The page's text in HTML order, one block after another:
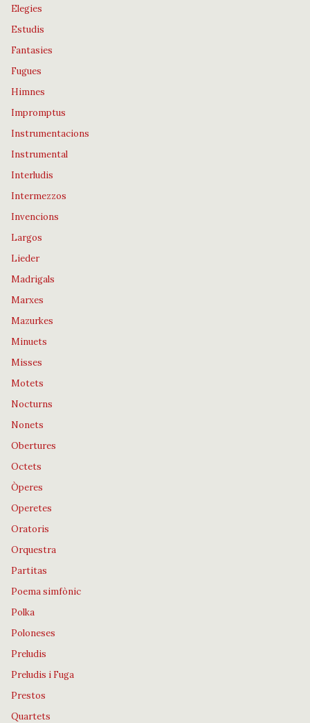
Elegies
Estudis
Fantasies
Fugues
Himnes
Impromptus
Instrumentacions
Instrumental
Interludis
Intermezzos
Invencions
Largos
Lieder
Madrigals
Marxes
Mazurkes
Minuets
Misses
Motets
Nocturns
Nonets
Obertures
Octets
Òperes
Operetes
Oratoris
Orquestra
Partitas
Poema simfònic
Polka
Poloneses
Preludis
Preludis i Fuga
Prestos
Quartets